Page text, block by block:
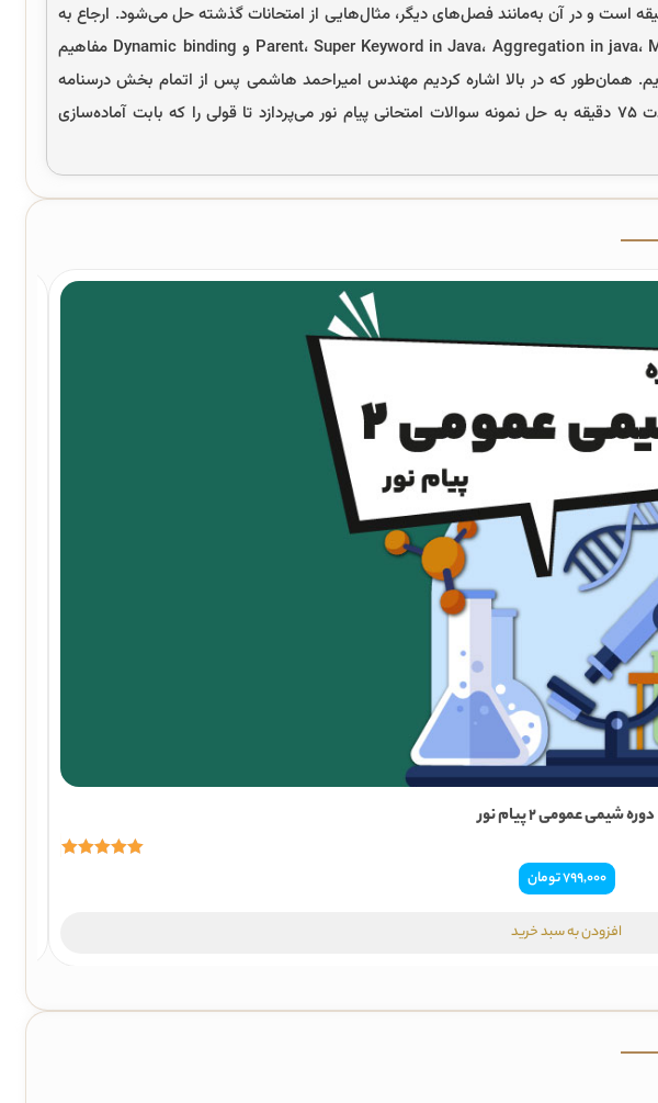
برنامه‌ سازی پیشرفته کامپیوتر ۵۵ دقیقه است و در آن به‌مانند فصل‌های دیگر، مثال‌هایی از امتحانات گذشته حل می‌شود. ارجاع به
متدهای کلاس Parent، Super Keyword in Java، Aggregation in java، Method Overriding in Java و Dynamic binding مفاهیم
همان‌طور که در بالا اشاره کردیم مهندس امیراحمد هاشمی پس از اتمام بخش درسنامه
آموزش برنامه سازی کامپیوتر پیام نور، به‌مدت ۷۵ دقیقه به حل نمونه سوالات امتحانی پیام نور می‌پردازد تا قولی را که بابت آماده‌سازی
دوره شیمی عمومی 2 پیام نور
۷۹۹,۰۰۰تومان
افزودن به سبد خرید